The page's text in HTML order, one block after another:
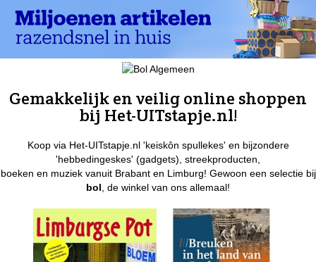
Gemakkelijk en veilig online shoppen
bij Het-UITstapje.nl!
Koop via Het-UITstapje.nl 'keiskôn spullekes' en bijzondere
'hebbedingeskes' (gadgets), streekproducten,
boeken en muziek vanuit Brabant en Limburg! Gewoon een selectie bij
bol, de winkel van ons allemaal!